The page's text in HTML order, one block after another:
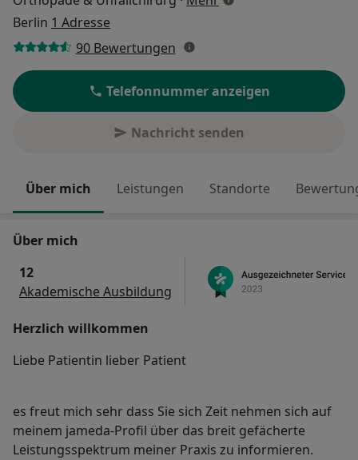
Berlin 1 Adresse
90 Bewertungen
Telefonnummer anzeigen
Nachricht senden
Über mich Leistungen Standorte
Über mich
12
Akademische Ausbildung
Herzlich willkommen
Liebe Patientin lieber Patient
es freut mich sehr dass Sie sich Zeit nehmen sich auf
meinem jameda-Profil über das breit gefächerte
Leistungsspektrum meiner Praxis zu informieren.